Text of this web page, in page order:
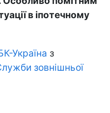
в іпотечному
Україна з
зовнішньої